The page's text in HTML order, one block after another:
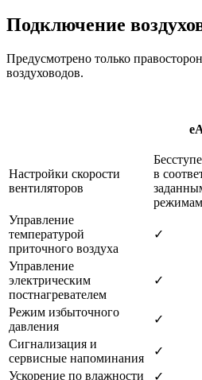
Подключение
Предусмотрено только
воздуховодов.
Настройки скорости
вентиляторов
в
Управление
температурой
приточного воздуха
✓
Управление
электрическим
постнагревателем
✓
Режим избыточного
давления
✓
Сигнализация и
сервисные напоминания
✓
Ускорение по влажности
✓